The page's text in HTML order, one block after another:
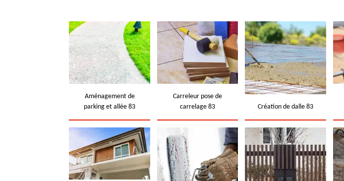
Aménagement de
parking et allée 83
Carreleur pose de
carrelage 83
Création de dalle 83